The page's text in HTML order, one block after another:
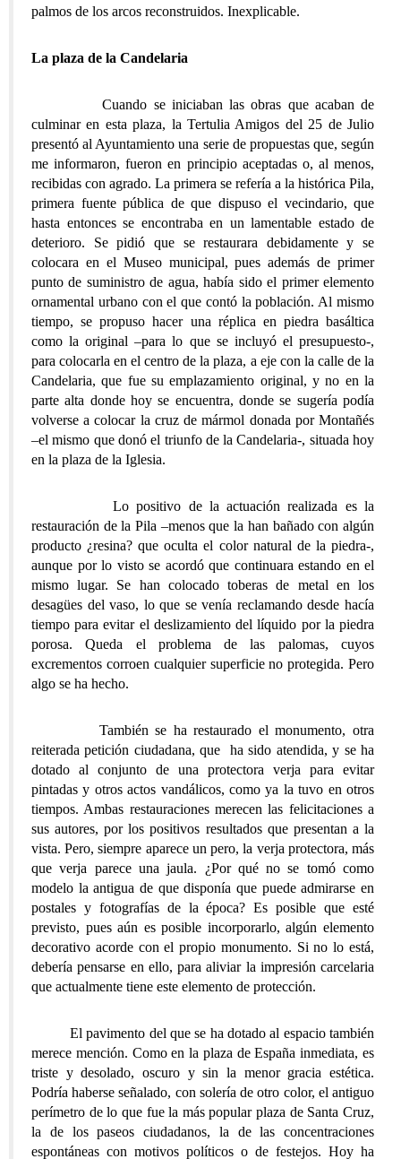
palmos de los arcos reconstruidos. Inexplicable.
La plaza de la Candelaria
Cuando se iniciaban las obras que acaban de
culminar en esta plaza, la Tertulia Amigos del 25 de Julio
presentó al Ayuntamiento una serie de propuestas que, según
me informaron, fueron en principio aceptadas o, al menos,
recibidas con agrado. La primera se refería a la histórica Pila,
primera fuente pública de que dispuso el vecindario, que
hasta entonces se encontraba en un lamentable estado de
deterioro. Se pidió que se restaurara debidamente y se
colocara en el Museo municipal, pues además de primer
punto de suministro de agua, había sido el primer elemento
ornamental urbano con el que contó la población. Al mismo
tiempo, se propuso hacer una réplica en piedra basáltica
como la original –para lo que se incluyó el presupuesto-,
para colocarla en el centro de la plaza, a eje con la calle de la
Candelaria, que fue su emplazamiento original, y no en la
parte alta donde hoy se encuentra, donde se sugería podía
volverse a colocar la cruz de mármol donada por Montañés
–el mismo que donó el triunfo de la Candelaria-, situada hoy
en la plaza de la Iglesia.
Lo positivo de la actuación realizada es la
restauración de la Pila –menos que la han bañado con algún
producto ¿resina? que oculta el color natural de la piedra-,
aunque por lo visto se acordó que continuara estando en el
mismo lugar. Se han colocado toberas de metal en los
desagües del vaso, lo que se venía reclamando desde hacía
tiempo para evitar el deslizamiento del líquido por la piedra
porosa. Queda el problema de las palomas, cuyos
excrementos corroen cualquier superficie no protegida. Pero
algo se ha hecho.
También se ha restaurado el monumento, otra
reiterada petición ciudadana, que ha sido atendida, y se ha
dotado al conjunto de una protectora verja para evitar
pintadas y otros actos vandálicos, como ya la tuvo en otros
tiempos. Ambas restauraciones merecen las felicitaciones a
sus autores, por los positivos resultados que presentan a la
vista. Pero, siempre aparece un pero, la verja protectora, más
que verja parece una jaula. ¿Por qué no se tomó como
modelo la antigua de que disponía que puede admirarse en
postales y fotografías de la época? Es posible que esté
previsto, pues aún es posible incorporarlo, algún elemento
decorativo acorde con el propio monumento. Si no lo está,
debería pensarse en ello, para aliviar la impresión carcelaria
que actualmente tiene este elemento de protección.
El pavimento del que se ha dotado al espacio también
merece mención. Como en la plaza de España inmediata, es
triste y desolado, oscuro y sin la menor gracia estética.
Podría haberse señalado, con solería de otro color, el antiguo
perímetro de lo que fue la más popular plaza de Santa Cruz,
la de los paseos ciudadanos, la de las concentraciones
espontáneas con motivos políticos o de festejos. Hoy ha